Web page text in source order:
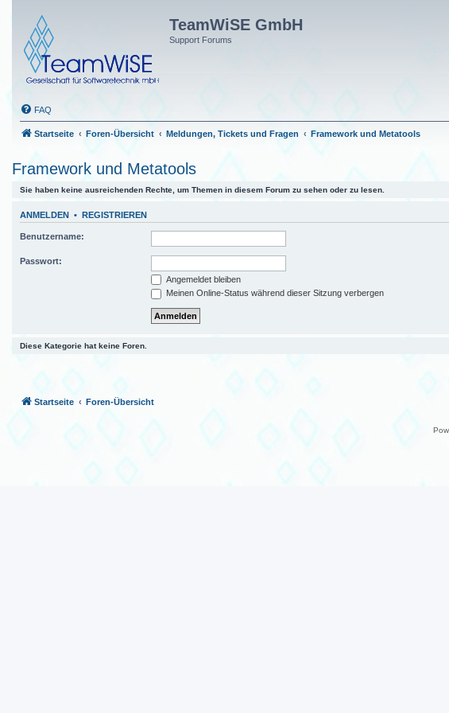
TeamWiSE GmbH
Support Forums
FAQ
Startseite Foren-Übersicht Meldungen, Tickets und Fragen Framework und Metatools
Framework und Metatools
Sie haben keine ausreichenden Rechte, um Themen in diesem Forum zu sehen oder zu lesen.
ANMELDEN • REGISTRIEREN
Benutzername:
Passwort:
Angemeldet bleiben
Meinen Online-Status während dieser Sitzung verbergen
Diese Kategorie hat keine Foren.
Startseite Foren-Übersicht